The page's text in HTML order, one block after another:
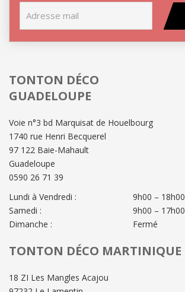
TONTON DÉCO
GUADELOUPE
Voie n°3 bd Marquisat de Houelbourg
1740 rue Henri Becquerel
97 122 Baie-Mahault
Guadeloupe
0590 26 71 39
Lundi à Vendredi :
Samedi :
Dimanche :
9h00 – 18h00
9h00 – 17h00
Fermé
TONTON DÉCO MARTINIQUE
18 ZI Les Mangles Acajou